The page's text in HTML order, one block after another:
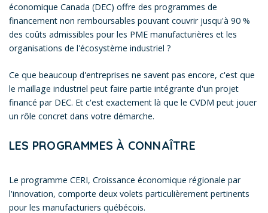
économique Canada (DEC) offre des programmes de
financement non remboursables pouvant couvrir jusqu'à 90 %
des coûts admissibles pour les PME manufacturières et les
organisations de l'écosystème industriel ?
Ce que beaucoup d'entreprises ne savent pas encore, c'est que
le maillage industriel peut faire partie intégrante d'un projet
financé par DEC. Et c'est exactement là que le CVDM peut jouer
un rôle concret dans votre démarche.
LES PROGRAMMES À CONNAÎTRE
Le programme CERI, Croissance économique régionale par
l'innovation, comporte deux volets particulièrement pertinents
pour les manufacturiers québécois.